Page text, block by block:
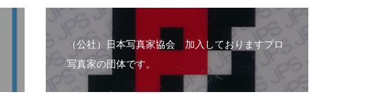
（公社）日本写真家協会 加入しておりますプロ
写真家の団体です。